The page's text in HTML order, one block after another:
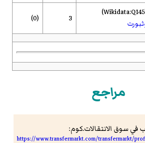
3
(0)
مراجع
سوق الانتقالات.كوم:
https://www.transfermarkt.com/transfermarkt/